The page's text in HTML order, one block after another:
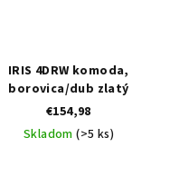
IRIS 4DRW komoda,
borovica/dub zlatý
€154,98
Skladom(>5 ks)